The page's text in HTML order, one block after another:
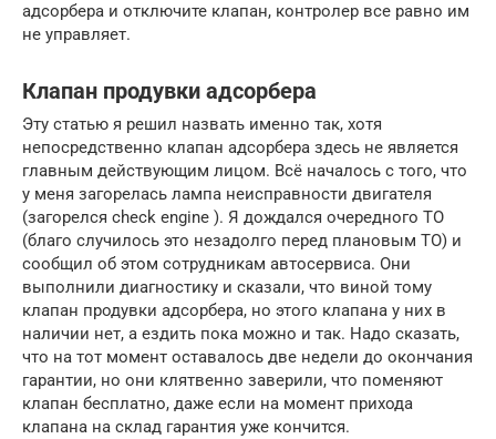
адсорбера и отключите клапан, контролер все равно им
не управляет.
Клапан продувки адсорбера
Эту статью я решил назвать именно так, хотя
непосредственно клапан адсорбера здесь не является
главным действующим лицом. Всё началось с того, что
у меня загорелась лампа неисправности двигателя
(загорелся check engine ). Я дождался очередного ТО
(благо случилось это незадолго перед плановым ТО) и
сообщил об этом сотрудникам автосервиса. Они
выполнили диагностику и сказали, что виной тому
клапан продувки адсорбера, но этого клапана у них в
наличии нет, а ездить пока можно и так. Надо сказать,
что на тот момент оставалось две недели до окончания
гарантии, но они клятвенно заверили, что поменяют
клапан бесплатно, даже если на момент прихода
клапана на склад гарантия уже кончится.